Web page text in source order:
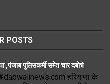
POSTS
,पंजाब पुलिसकर्मी समेत चार दबोचे
हरियाणा के